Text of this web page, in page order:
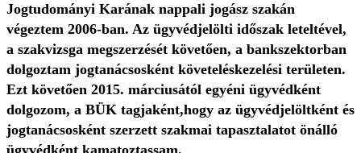
Jogtudományi Karának nappali jogász szakán
végeztem 2006-ban. Az ügyvédjelölti időszak leteltével,
a szakvizsga megszerzését követően, a bankszektorban
dolgoztam jogtanácsosként követeléskezelési területen.
Ezt követően 2015. márciusától egyéni ügyvédként
dolgozom, a BÜK tagjaként,hogy az ügyvédjelöltként és
jogtanácsosként szerzett szakmai tapasztalatot önálló
ügyvédként kamatoztassam.